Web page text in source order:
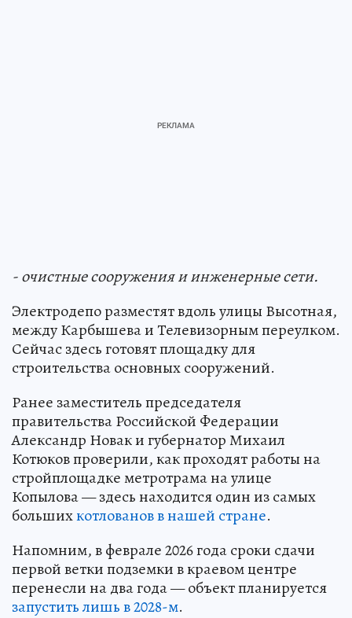
- очистные сооружения и инженерные сети.
Электродепо разместят вдоль улицы Высотная,
между Карбышева и Телевизорным переулком.
Сейчас здесь готовят площадку для
строительства основных сооружений.
Ранее заместитель председателя
правительства Российской Федерации
Александр Новак и губернатор Михаил
Котюков проверили, как проходят работы на
стройплощадке метротрама на улице
Копылова — здесь находится один из самых
большихкотлованов в нашей стране.
Напомним, в феврале 2026 года сроки сдачи
первой ветки подземки в краевом центре
перенесли на два года — объект планируется
запустить лишь в 2028-м.